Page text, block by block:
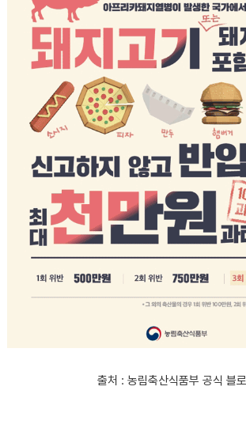
출처 : 농림축산식품부 공식 블